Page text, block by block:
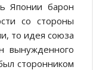
Японии барон
со стороны
то идея союза
вынужденного
сторонником